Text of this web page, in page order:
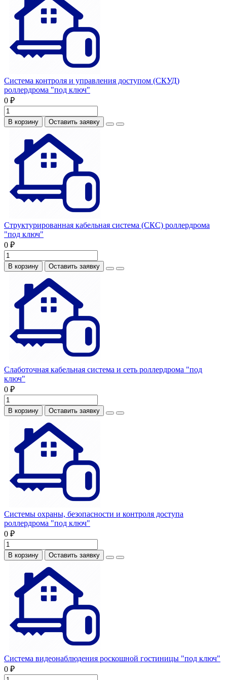
Система контроля и управления доступом (СКУД)
роллердрома "под ключ"
0 ₽
В корзину Оставить заявку
Структурированная кабельная система (СКС) роллердрома
"под ключ"
0 ₽
В корзину Оставить заявку
Слаботочная кабельная система и сеть роллердрома "под
ключ"
0 ₽
В корзину Оставить заявку
Системы охраны, безопасности и контроля доступа
роллердрома "под ключ"
0 ₽
В корзину Оставить заявку
Система видеонаблюдения роскошной гостиницы "под ключ"
0 ₽